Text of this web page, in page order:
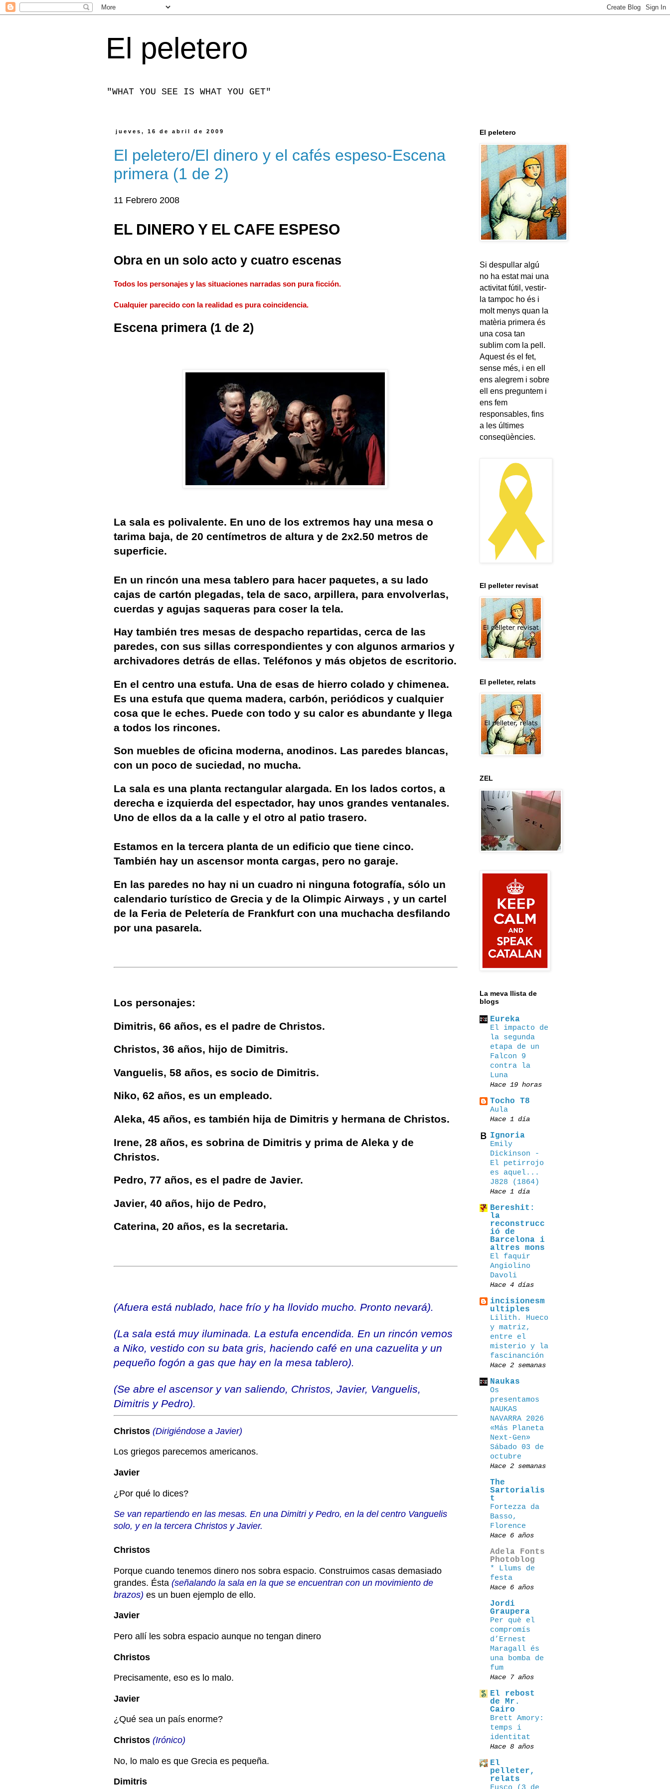
El peletero
"WHAT YOU SEE IS WHAT YOU GET"
jueves, 16 de abril de 2009
El peletero/El dinero y el cafés espeso-Escena
primera (1 de 2)
11 Febrero 2008
EL DINERO Y EL CAFE ESPESO
Obra en un solo acto y cuatro escenas
Todos los personajes y las situaciones narradas son pura ficción.
Cualquier parecido con la realidad es pura coincidencia.
Escena primera (1 de 2)
La sala es polivalente. En uno de los extremos hay una mesa o
tarima baja, de 20 centímetros de altura y de 2x2.50 metros de
superficie.
En un rincón una mesa tablero para hacer paquetes, a su lado
cajas de cartón plegadas, tela de saco, arpillera, para envolverlas,
cuerdas y agujas saqueras para coser la tela.
Hay también tres mesas de despacho repartidas, cerca de las
paredes, con sus sillas correspondientes y con algunos armarios y
archivadores detrás de ellas. Teléfonos y más objetos de escritorio.
En el centro una estufa. Una de esas de hierro colado y chimenea.
Es una estufa que quema madera, carbón, periódicos y cualquier
cosa que le eches. Puede con todo y su calor es abundante y llega
a todos los rincones.
Son muebles de oficina moderna, anodinos. Las paredes blancas,
con un poco de suciedad, no mucha.
La sala es una planta rectangular alargada. En los lados cortos, a
derecha e izquierda del espectador, hay unos grandes ventanales.
Uno de ellos da a la calle y el otro al patio trasero.
Estamos en la tercera planta de un edificio que tiene cinco.
También hay un ascensor monta cargas, pero no garaje.
En las paredes no hay ni un cuadro ni ninguna fotografía, sólo un
calendario turístico de Grecia y de la Olimpic Airways , y un cartel
de la Feria de Peletería de Frankfurt con una muchacha desfilando
por una pasarela.
Los personajes:
Dimitris, 66 años, es el padre de Christos.
Christos, 36 años, hijo de Dimitris.
Vanguelis, 58 años, es socio de Dimitris.
Niko, 62 años, es un empleado.
Aleka, 45 años, es también hija de Dimitris y hermana de Christos.
Irene, 28 años, es sobrina de Dimitris y prima de Aleka y de
Christos.
Pedro, 77 años, es el padre de Javier.
Javier, 40 años, hijo de Pedro,
Caterina, 20 años, es la secretaria.
(Afuera está nublado, hace frío y ha llovido mucho. Pronto nevará).
(La sala está muy iluminada. La estufa encendida. En un rincón vemos
a Niko, vestido con su bata gris, haciendo café en una cazuelita y un
pequeño fogón a gas que hay en la mesa tablero).
(Se abre el ascensor y van saliendo, Christos, Javier, Vanguelis,
Dimitris y Pedro).
Christos (Dirigiéndose a Javier)
Los griegos parecemos americanos.
Javier
¿Por qué lo dices?
Se van repartiendo en las mesas. En una Dimitri y Pedro, en la del centro Vanguelis
solo, y en la tercera Christos y Javier.
Christos
Porque cuando tenemos dinero nos sobra espacio. Construimos casas demasiado
grandes. Ésta (señalando la sala en la que se encuentran con un movimiento de
brazos) es un buen ejemplo de ello.
Javier
Pero allí les sobra espacio aunque no tengan dinero
Christos
Precisamente, eso es lo malo.
Javier
¿Qué sea un país enorme?
Christos (Irónico)
No, lo malo es que Grecia es pequeña.
Dimitris
El peletero
Si despullar algú
no ha estat mai una
activitat fútil, vestir-
la tampoc ho és i
molt menys quan la
matèria primera és
una cosa tan
sublim com la pell.
Aquest és el fet,
sense més, i en ell
ens alegrem i sobre
ell ens preguntem i
ens fem
responsables, fins
a les últimes
conseqüències.
El pelleter revisat
El pelleter, relats
ZEL
La meva llista de
blogs
Eureka
El impacto de
la segunda
etapa de un
Falcon 9
contra la
Luna
Hace 19 horas
Tocho T8
Αula
Hace 1 día
Ignoria
Emily
Dickinson -
El petirrojo
es aquel...
J828 (1864)
Hace 1 día
Bereshit:
la
reconstrucc
ió de
Barcelona i
altres mons
El faquir
Angiolino
Davoli
Hace 4 días
incisionesm
ultiples
Lilith. Hueco
y matriz,
entre el
misterio y la
fascinanción
Hace 2 semanas
Naukas
Os
presentamos
NAUKAS
NAVARRA 2026
«Más Planeta
Next-Gen»
Sábado 03 de
octubre
Hace 2 semanas
The
Sartorialis
t
Fortezza da
Basso,
Florence
Hace 6 años
Adela Fonts
Photoblog
* Llums de
festa
Hace 6 años
Jordi
Graupera
Per què el
compromís
d’Ernest
Maragall és
una bomba de
fum
Hace 7 años
El rebost
de Mr.
Cairo
Brett Amory:
temps i
identitat
Hace 8 años
El
pelleter,
relats